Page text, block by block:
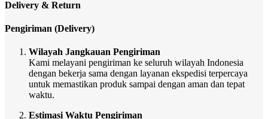
Delivery & Return
Pengiriman (Delivery)
Wilayah Jangkauan Pengiriman
Kami melayani pengiriman ke seluruh wilayah Indonesia
dengan bekerja sama dengan layanan ekspedisi terpercaya
untuk memastikan produk sampai dengan aman dan tepat
waktu.
Estimasi Waktu Pengiriman